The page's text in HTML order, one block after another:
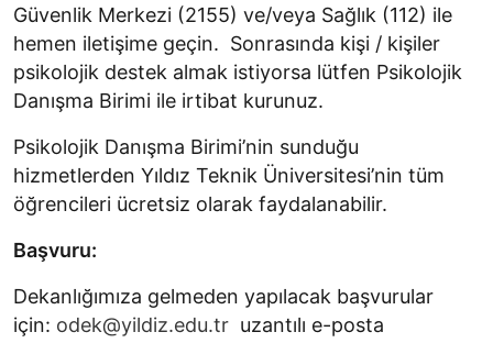
Güvenlik Merkezi (2155) ve/veya Sağlık (112) ile
hemen iletişime geçin. Sonrasında kişi / kişiler
psikolojik destek almak istiyorsa lütfen Psikolojik
Danışma Birimi ile irtibat kurunuz.
Psikolojik Danışma Birimi’nin sunduğu
hizmetlerden Yıldız Teknik Üniversitesi’nin tüm
öğrencileri ücretsiz olarak faydalanabilir.
Başvuru:
Dekanlığımıza gelmeden yapılacak başvurular
için: odek@yildiz.edu.tr uzantılı e-posta